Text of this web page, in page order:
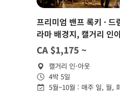
프리미엄 밴프 록키 ·
라마 배경지, 캘거리 인
CA $1,175 ~
캘거리 인-아웃
4박 5일
5월~10월 : 매주 일, 월,